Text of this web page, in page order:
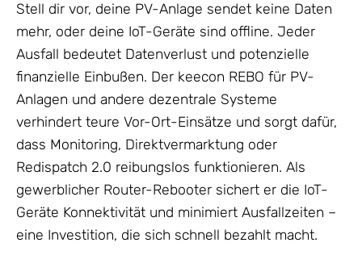
Stell dir vor, deine PV-Anlage sendet keine Daten
mehr, oder deine IoT-Geräte sind offline. Jeder
Ausfall bedeutet Datenverlust und potenzielle
finanzielle Einbußen. Der keecon REBO für PV-
Anlagen und andere dezentrale Systeme
verhindert teure Vor-Ort-Einsätze und sorgt dafür,
dass Monitoring, Direktvermarktung oder
Redispatch 2.0 reibungslos funktionieren. Als
gewerblicher Router-Rebooter sichert er die IoT-
Geräte Konnektivität und minimiert Ausfallzeiten –
eine Investition, die sich schnell bezahlt macht.